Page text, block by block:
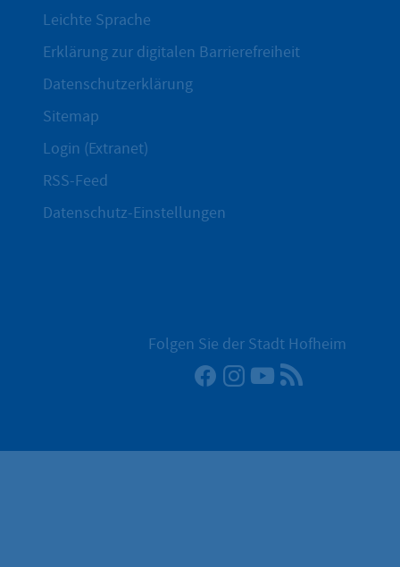
Leichte Sprache
Erklärung zur digitalen Barrierefreiheit
Datenschutzerklärung
Sitemap
Login (Extranet)
RSS-Feed
Datenschutz-Einstellungen
Folgen Sie der Stadt Hofheim
Facebook
Instagram
YouTube